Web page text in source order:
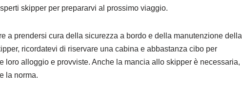
skipper per prepararvi al prossimo viaggio.
a prendersi cura della sicurezza a bordo e della manutenzione della
ricordatevi di riservare una cabina e abbastanza cibo per
loro alloggio e provviste. Anche la mancia allo skipper è necessaria,
la norma.